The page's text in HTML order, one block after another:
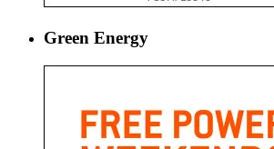
Green Energy